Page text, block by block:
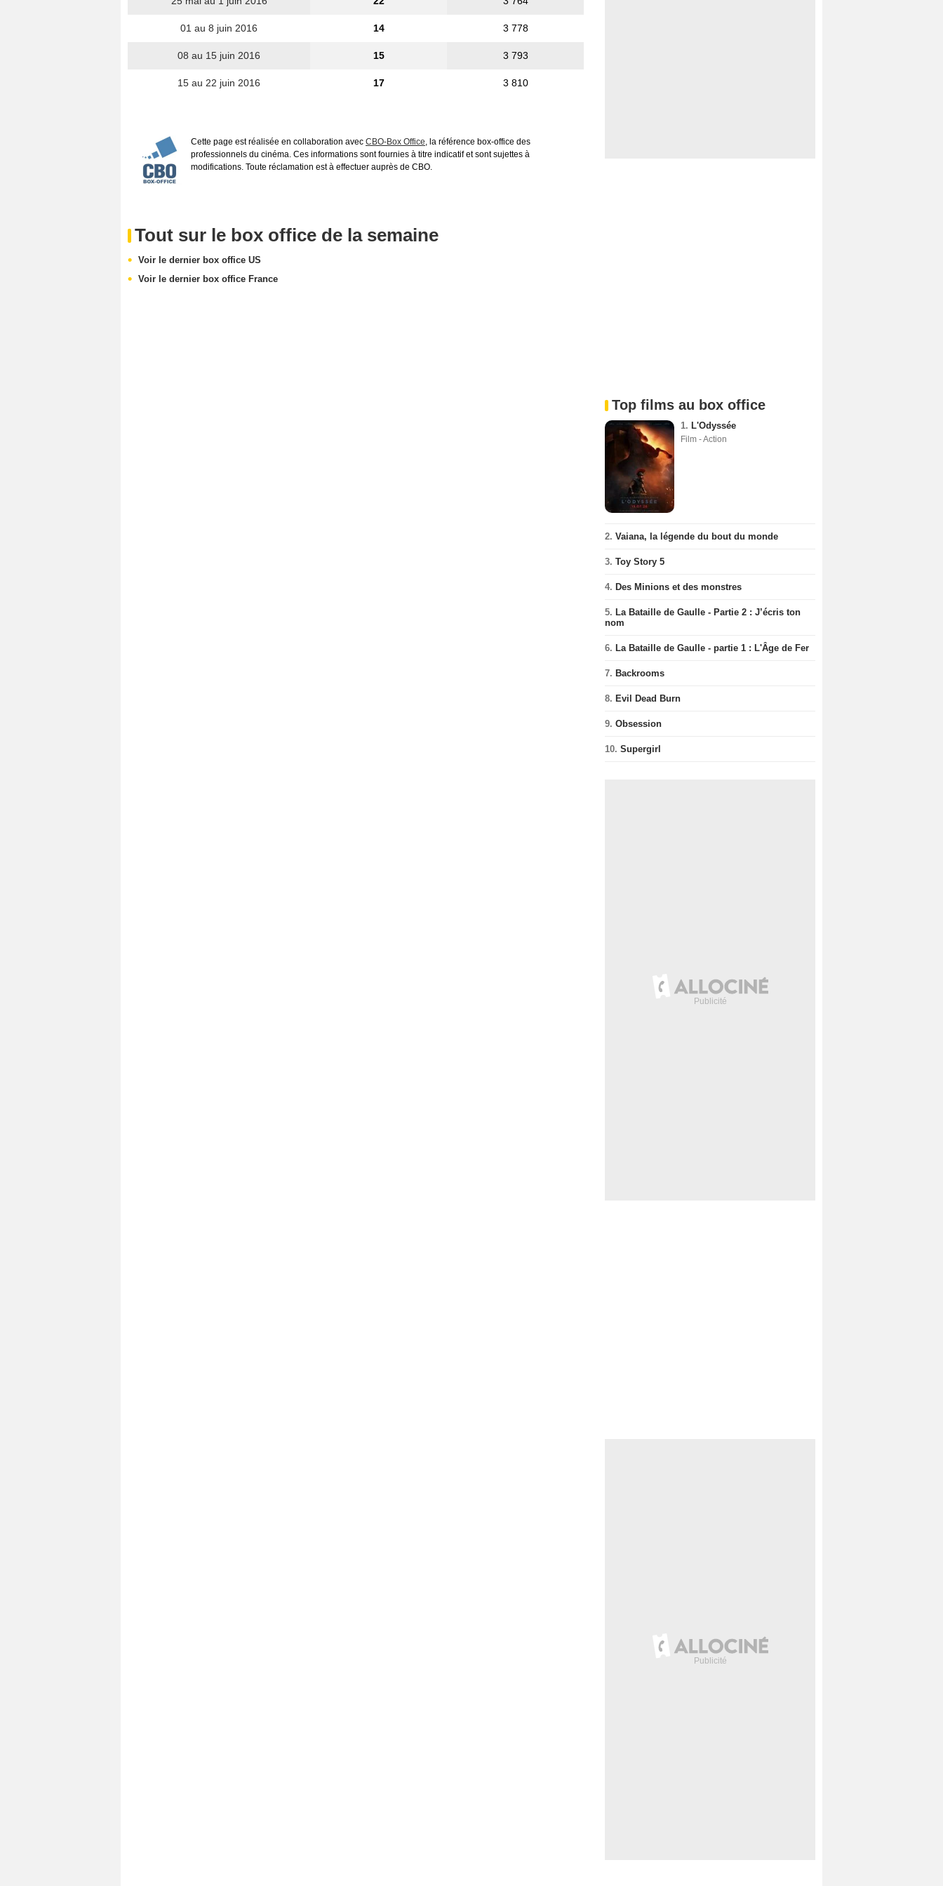
01 au 8 juin 2016 14 3 778
08 au 15 juin 2016 15 3 793
15 au 22 juin 2016 17 3 810
Cette page est réalisée en collaboration avec CBO-Box Office, la référence box-office des
professionnels du cinéma. Ces informations sont fournies à titre indicatif et sont sujettes à
modifications. Toute réclamation est à effectuer auprès de CBO.
Tout sur le box office de la semaine
Voir le dernier box office US
Voir le dernier box office France
Top films au box office
1. L'Odyssée
Film - Action
2. Vaiana, la légende du bout du monde
3. Toy Story 5
4. Des Minions et des monstres
5. La Bataille de Gaulle - Partie 2 : J’écris ton
nom
6. La Bataille de Gaulle - partie 1 : L'Âge de Fer
7. Backrooms
8. Evil Dead Burn
9. Obsession
10. Supergirl